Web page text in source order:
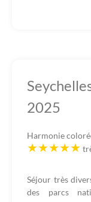
2025
Harmonie
Séjour très
des parcs